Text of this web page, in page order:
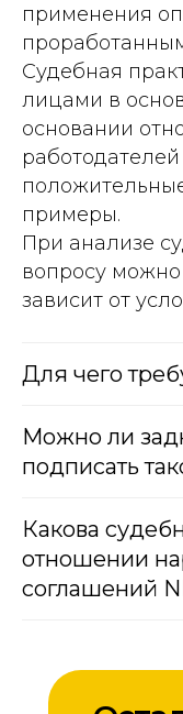
применения
Судебная
лицами в
основании
примеры.
При анализе
вопросу можно
зависит от
Для чего
Можно ли
подписать
Какова
отношении
соглашений